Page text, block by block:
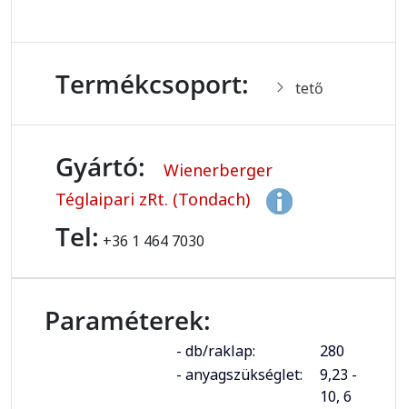
Termékcsoport: tető
Gyártó:
Wienerberger
Téglaipari zRt. (Tondach)
Tel: +36 1 464 7030
Paraméterek:
- db/raklap:
280
- anyagszükséglet:
9,23 -
10, 6